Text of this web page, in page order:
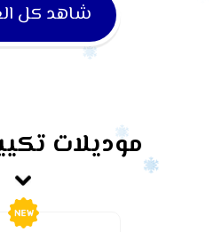
شاهد كل
موديلات